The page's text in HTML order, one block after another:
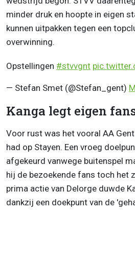
minder druk en hoopte in eigen
kunnen uitpakken tegen een
overwinning.
Opstellingen #stvvgnt
— Stefan Smet (@Stefan_gent)
Kanga legt eigen
Voor rust was het vooral AA
had op Stayen. Een vroeg
afgekeurd vanwege buitenspel
hij de bezoekende fans toch het
prima actie van Delorge duwde
dankzij een doekpunt van de